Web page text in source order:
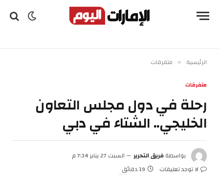
الرئيسية » متفرقات
متفرقات
رحلة في دول مجلس التعاون
الخليجي.. الشتاء في دبي
بواسطةفريق التحرير
السبت 27 يناير 7:34 م
لا توجد تعليقات
19 دقائق